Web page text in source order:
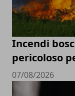
Incendi
pericoloso
07/08/2026